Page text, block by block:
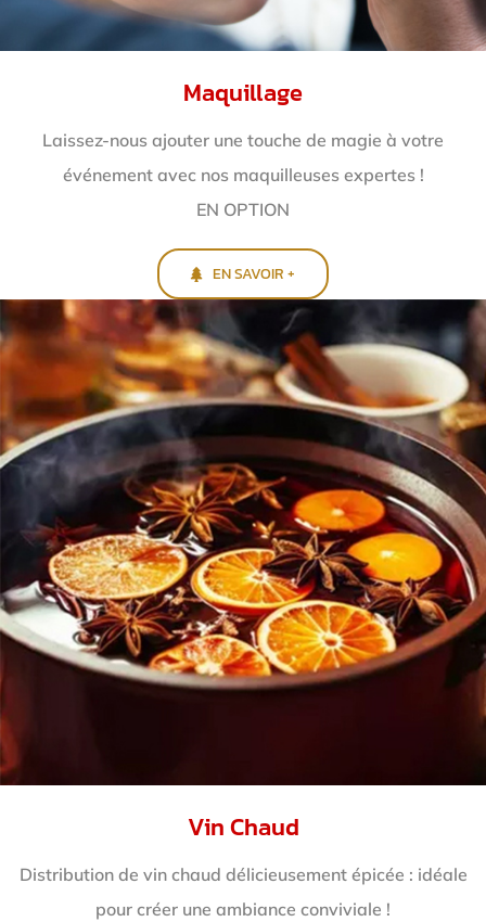
Maquillage
Laissez-nous ajouter une touche de magie à votre
événement avec nos maquilleuses expertes !
EN OPTION
EN SAVOIR +
Vin Chaud
Distribution de vin chaud délicieusement épicée : idéale
pour créer une ambiance conviviale !